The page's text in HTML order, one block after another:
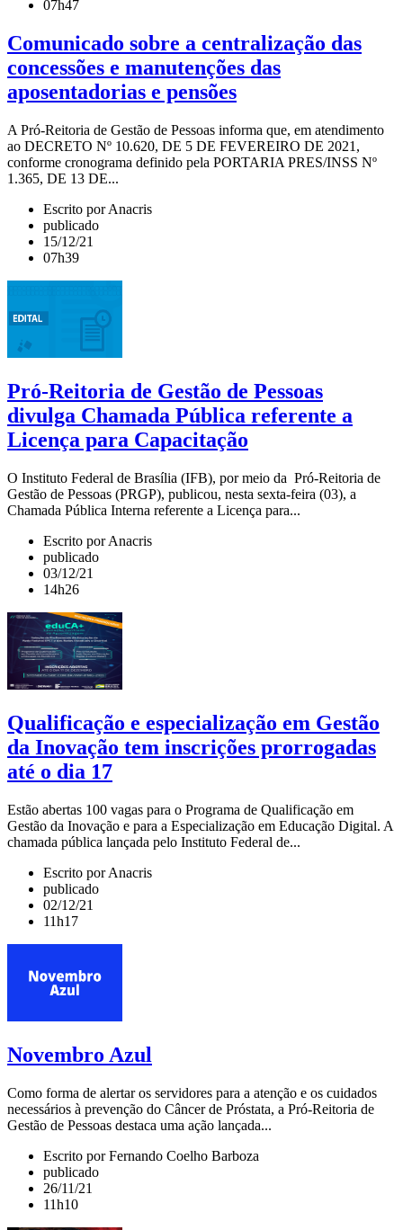
07h47
Comunicado sobre a centralização das
concessões e manutenções das
aposentadorias e pensões
A Pró-Reitoria de Gestão de Pessoas informa que, em atendimento
ao DECRETO Nº 10.620, DE 5 DE FEVEREIRO DE 2021,
conforme cronograma definido pela PORTARIA PRES/INSS Nº
1.365, DE 13 DE...
Escrito por Anacris
publicado
15/12/21
07h39
Pró-Reitoria de Gestão de Pessoas
divulga Chamada Pública referente a
Licença para Capacitação
O Instituto Federal de Brasília (IFB), por meio da Pró-Reitoria de
Gestão de Pessoas (PRGP), publicou, nesta sexta-feira (03), a
Chamada Pública Interna referente a Licença para...
Escrito por Anacris
publicado
03/12/21
14h26
Qualificação e especialização em Gestão
da Inovação tem inscrições prorrogadas
até o dia 17
Estão abertas 100 vagas para o Programa de Qualificação em
Gestão da Inovação e para a Especialização em Educação Digital. A
chamada pública lançada pelo Instituto Federal de...
Escrito por Anacris
publicado
02/12/21
11h17
Novembro Azul
Como forma de alertar os servidores para a atenção e os cuidados
necessários à prevenção do Câncer de Próstata, a Pró-Reitoria de
Gestão de Pessoas destaca uma ação lançada...
Escrito por Fernando Coelho Barboza
publicado
26/11/21
11h10